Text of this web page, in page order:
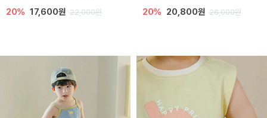
20% 17,600원 22,000원 20% 20,800원 26,000원